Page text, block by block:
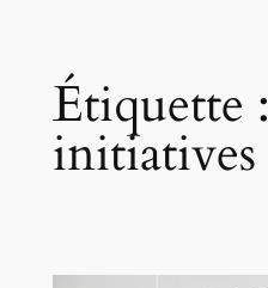
Étiquette :
initiatives